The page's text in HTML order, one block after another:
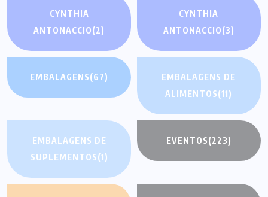
CYNTHIA
ANTONACCIO(2)
CYNTHIA
ANTONACCIO(3)
EMBALAGENS(67)
EMBALAGENS DE
ALIMENTOS(11)
EMBALAGENS DE
SUPLEMENTOS(1)
EVENTOS(223)